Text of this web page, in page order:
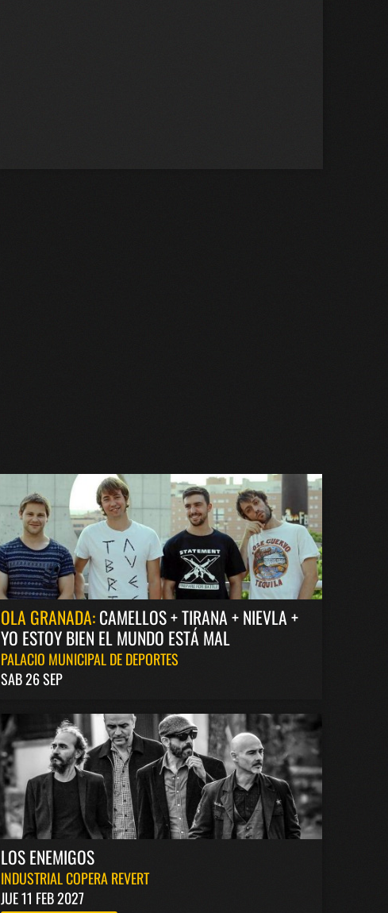
OLA GRANADA:CAMELLOS + TIRANA + NIEVLA +
YO ESTOY BIEN EL MUNDO ESTÁ MAL
PALACIO MUNICIPAL DE DEPORTES
SAB 26 SEP
LOS ENEMIGOS
INDUSTRIAL COPERA REVERT
JUE 11 FEB 2027